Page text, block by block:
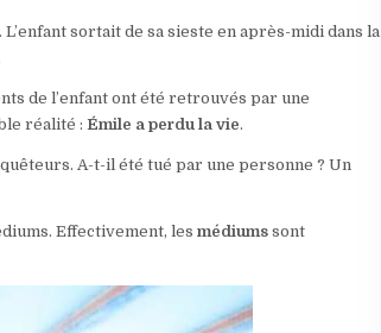
. L’enfant sortait de sa sieste en après-midi dans la
de l’enfant ont été retrouvés par une
réalité :Émile a perdu la vie.
A-t-il été tué par une personne ? Un
Effectivement, lesmédiumssont